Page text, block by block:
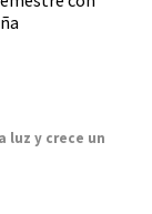
luz y crece un